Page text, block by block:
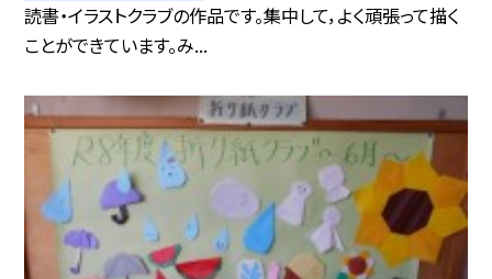
読書・イラストクラブの作品です。集中して，よく頑張って描く
ことができています。み...